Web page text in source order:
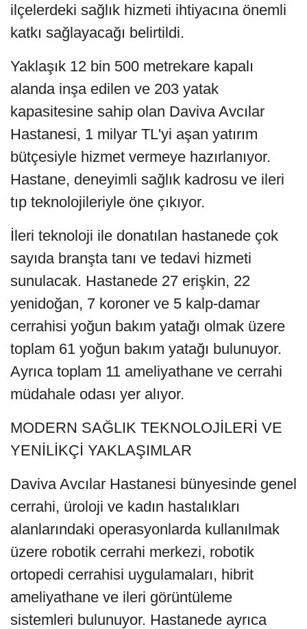
ilçelerdeki sağlık hizmeti ihtiyacına önemli
katkı sağlayacağı belirtildi.
Yaklaşık 12 bin 500 metrekare kapalı
alanda inşa edilen ve 203 yatak
kapasitesine sahip olan Daviva Avcılar
Hastanesi, 1 milyar TL'yi aşan yatırım
bütçesiyle hizmet vermeye hazırlanıyor.
Hastane, deneyimli sağlık kadrosu ve ileri
tıp teknolojileriyle öne çıkıyor.
İleri teknoloji ile donatılan hastanede çok
sayıda branşta tanı ve tedavi hizmeti
sunulacak. Hastanede 27 erişkin, 22
yenidoğan, 7 koroner ve 5 kalp-damar
cerrahisi yoğun bakım yatağı olmak üzere
toplam 61 yoğun bakım yatağı bulunuyor.
Ayrıca toplam 11 ameliyathane ve cerrahi
müdahale odası yer alıyor.
MODERN SAĞLIK TEKNOLOJİLERİ VE
YENİLİKÇİ YAKLAŞIMLAR
Daviva Avcılar Hastanesi bünyesinde genel
cerrahi, üroloji ve kadın hastalıkları
alanlarındaki operasyonlarda kullanılmak
üzere robotik cerrahi merkezi, robotik
ortopedi cerrahisi uygulamaları, hibrit
ameliyathane ve ileri görüntüleme
sistemleri bulunuyor. Hastanede ayrıca